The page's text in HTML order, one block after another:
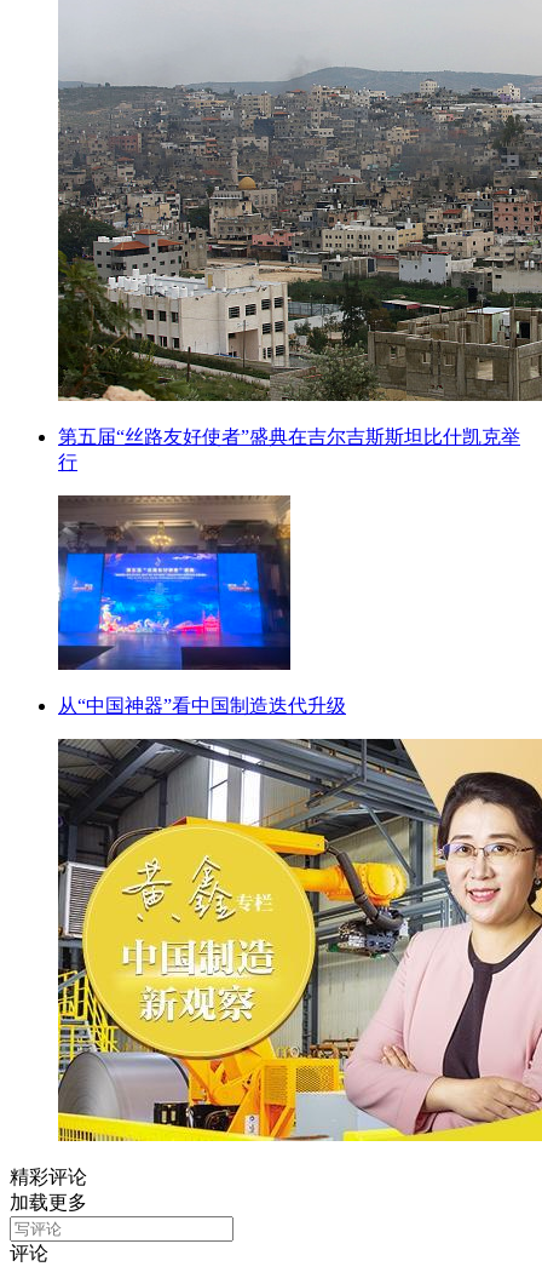
第五届“丝路友好使者”盛典在吉尔吉斯斯坦比什凯克举
行
从“中国神器”看中国制造迭代升级
精彩评论
加载更多
评论